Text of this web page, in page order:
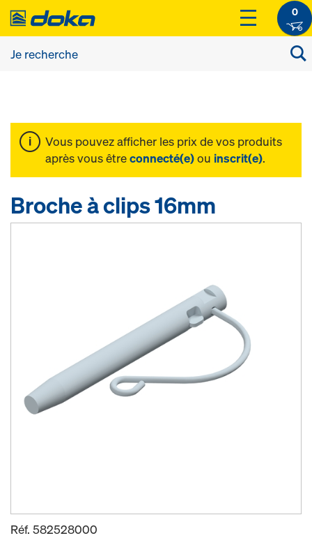
0
Vous pouvez afficher les prix de vos produits
après vous êtreconnecté(e)ou inscrit(e).
Broche à clips 16mm
Réf. 582528000